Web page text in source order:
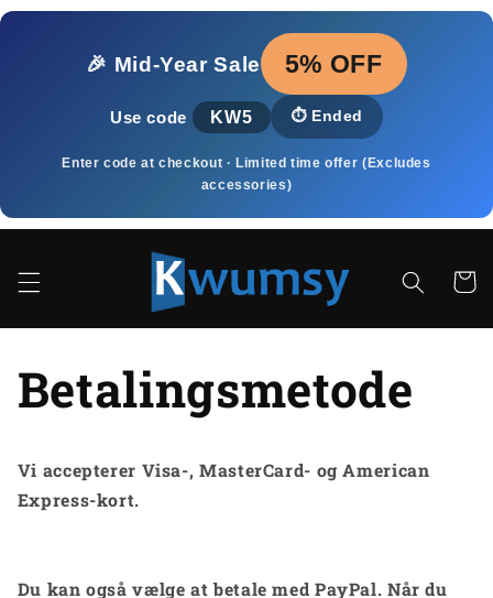
Gå til
🎉 Mid‑Year Sale
5% OFF
Use code KW5 ⏱️ Ended
Enter code at checkout · Limited time offer (Excludes
accessories)
Betalingsmetode
Vi accepterer Visa-, MasterCard- og American
Express-kort.
Du kan også vælge at betale med PayPal. Når du